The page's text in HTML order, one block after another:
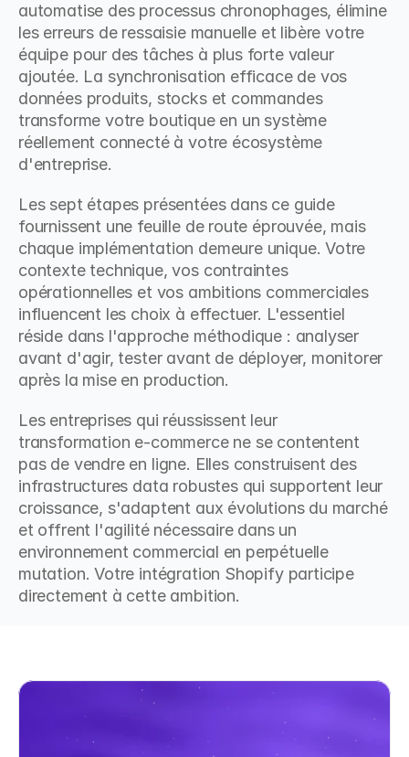
automatise des processus chronophages, élimine
les erreurs de ressaisie manuelle et libère votre
équipe pour des tâches à plus forte valeur
ajoutée. La synchronisation efficace de vos
données produits, stocks et commandes
transforme votre boutique en un système
réellement connecté à votre écosystème
d'entreprise.
Les sept étapes présentées dans ce guide
fournissent une feuille de route éprouvée, mais
chaque implémentation demeure unique. Votre
contexte technique, vos contraintes
opérationnelles et vos ambitions commerciales
influencent les choix à effectuer. L'essentiel
réside dans l'approche méthodique : analyser
avant d'agir, tester avant de déployer, monitorer
après la mise en production.
Les entreprises qui réussissent leur
transformation e-commerce ne se contentent
pas de vendre en ligne. Elles construisent des
infrastructures data robustes qui supportent leur
croissance, s'adaptent aux évolutions du marché
et offrent l'agilité nécessaire dans un
environnement commercial en perpétuelle
mutation. Votre intégration Shopify participe
directement à cette ambition.